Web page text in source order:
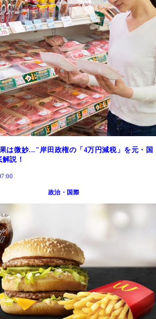
は微妙..."岸田政権の「4万円減税」を元・国
説！
政治・国際